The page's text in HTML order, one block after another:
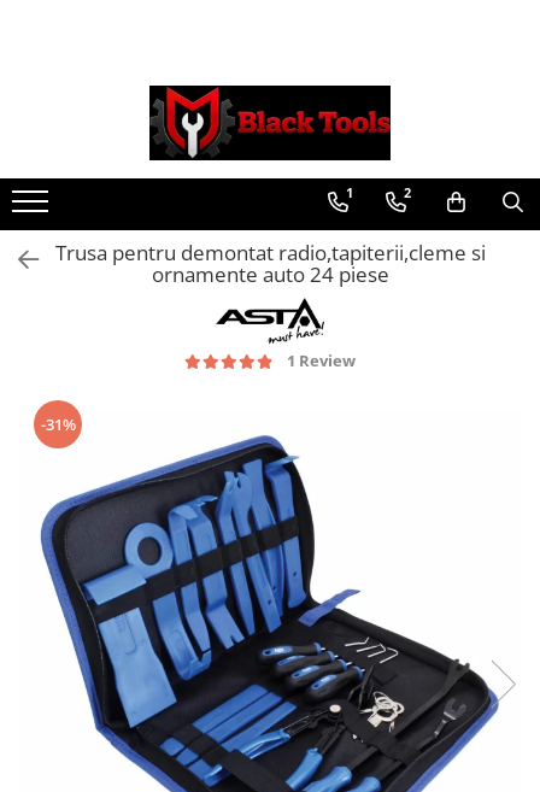
Scule Service Auto
Chei Si Truse De Chei
Chei combinate
Chei Combinate Cu Clichet
Chei Cotite
Clesti pentru sigurante
Clesti reglabili pentru tevi
Clesti service auto
Clesti universali
Clima/Aer conditionat
Cricuri cutie viteze
Dispozitive de sablat & accesorii
Dispozitive spalat piese
Dulapuri Bancuri Carucioare
Bancuri de lucru
Carucioare pentru marfa
1 2
Trusa pentru demontat radio,tapiterii,cleme si
ornamente auto 24 piese
1 Review
-31%